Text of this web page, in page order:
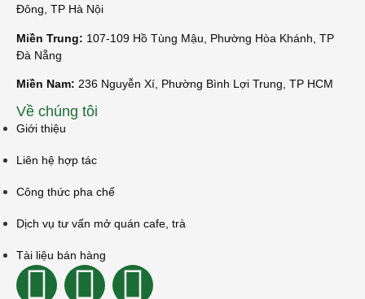
Đông, TP Hà Nội
Miền Trung: 107-109 Hồ Tùng Mậu, Phường Hòa Khánh, TP
Đà Nẵng
Miền Nam: 236 Nguyễn Xí, Phường Bình Lợi Trung, TP HCM
Về chúng tôi
Giới thiệu
Liên hệ hợp tác
Công thức pha chế
Dịch vụ tư vấn mở quán cafe, trà
Tài liệu bán hàng